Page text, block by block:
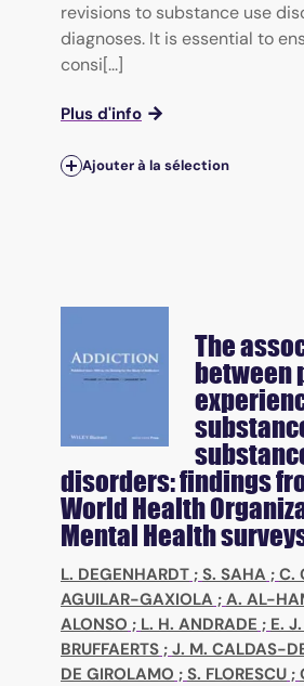
revisions to substance use
diagnoses. It is essential to
consi[...]
Plus d'info
Ajouter à la sélection
The
between
disorders: findings
World Health
Mental Health
L. DEGENHARDT ; S. SAHA ; C.
AGUILAR-GAXIOLA ; A. AL-
ALONSO ; L. H. ANDRADE ; E.
BRUFFAERTS ; J. M. CALDAS-
DE GIROLAMO ; S. FLORESCU ;